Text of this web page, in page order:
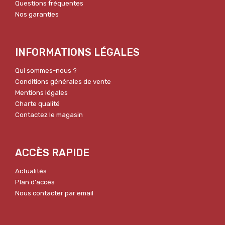
Questions fréquentes
Nos garanties
INFORMATIONS LÉGALES
Qui sommes-nous ?
Conditions générales de vente
Mentions légales
Charte qualité
Contactez le magasin
ACCÈS RAPIDE
Actualités
Plan d'accès
Nous contacter par email